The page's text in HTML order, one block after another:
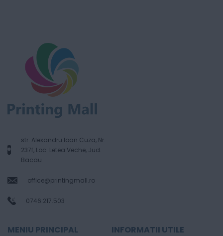
str. Alexandru Ioan Cuza, Nr.
237f, Loc. Letea Veche, Jud.
Bacau
office@printingmall.ro
0746.217.503
MENIU PRINCIPAL INFORMATII UTILE